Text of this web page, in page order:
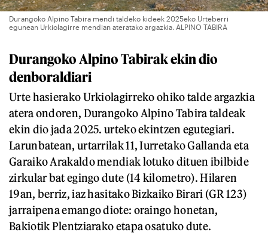
Durangoko Alpino Tabira mendi taldeko kideek 2025eko Urteberri
egunean Urkiolagirre mendian ateratako argazkia. ALPINO TABIRA
Durangoko Alpino Tabirak ekin dio
denboraldiari
Urte hasierako Urkiolagirreko ohiko talde argazkia
atera ondoren, Durangoko Alpino Tabira taldeak
ekin dio jada 2025. urteko ekintzen egutegiari.
Larunbatean, urtarrilak 11, Iurretako Gallanda eta
Garaiko Arakaldo mendiak lotuko dituen ibilbide
zirkular bat egingo dute (14 kilometro). Hilaren
19an, berriz, iaz hasitako Bizkaiko Birari (GR 123)
jarraipena emango diote: oraingo honetan,
Bakiotik Plentziarako etapa osatuko dute.